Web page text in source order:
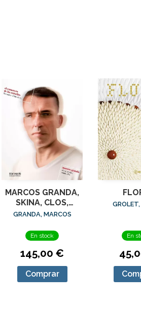
MARCOS GRANDA,
SKINA, CLOS,
AYALGA, NINTAI
GRANDA, MARCOS
En stock
145,00 €
Comprar
GROLET,
En